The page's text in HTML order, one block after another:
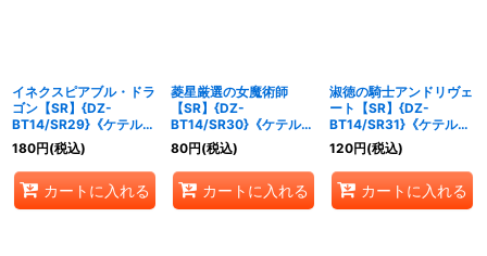
イネクスピアブル・ドラ
ゴン【SR】{DZ-
BT14/SR29}《ケテルサ
ンクチュアリ》
180円(税込)
カートに入れる
菱星厳選の女魔術師
【SR】{DZ-
BT14/SR30}《ケテルサ
ンクチュアリ》
80円(税込)
カートに入れる
淑徳の騎士アンドリヴェ
ート【SR】{DZ-
BT14/SR31}《ケテルサ
ンクチュアリ》
120円(税込)
カートに入れる